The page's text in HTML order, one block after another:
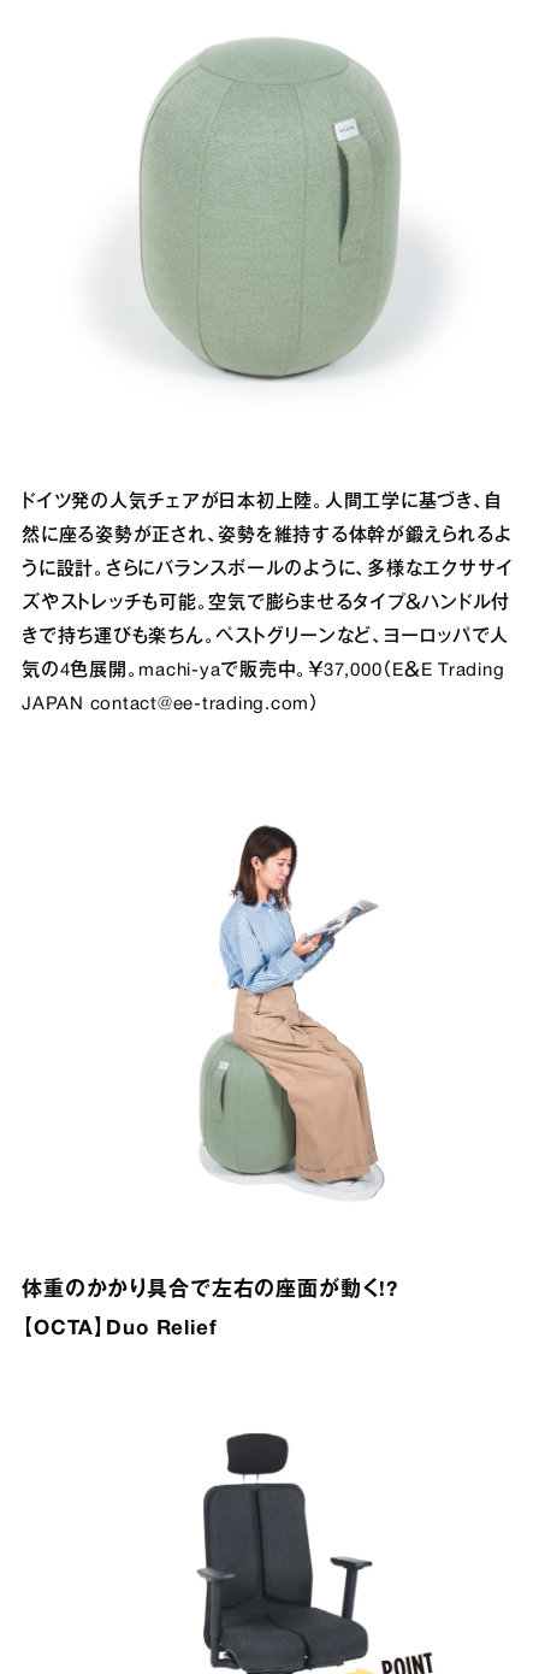
ドイツ発の人気チェアが日本初上陸。人間工学に基づき、自
然に座る姿勢が正され、姿勢を維持する体幹が鍛えられるよ
うに設計。さらにバランスボールのように、多様なエクササイ
ズやストレッチも可能。空気で膨らませるタイプ＆ハンドル付
きで持ち運びも楽ちん。ペストグリーンなど、ヨーロッパで人
気の4色展開。machi-yaで販売中。￥37,000（E＆E Trading
JAPAN contact@ee-trading.com）
体重のかかり具合で左右の座面が動く!?
【OCTA】Duo Relief